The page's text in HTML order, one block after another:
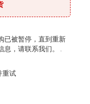
已被暂停，直到重新
，请联系我们。 .
重试